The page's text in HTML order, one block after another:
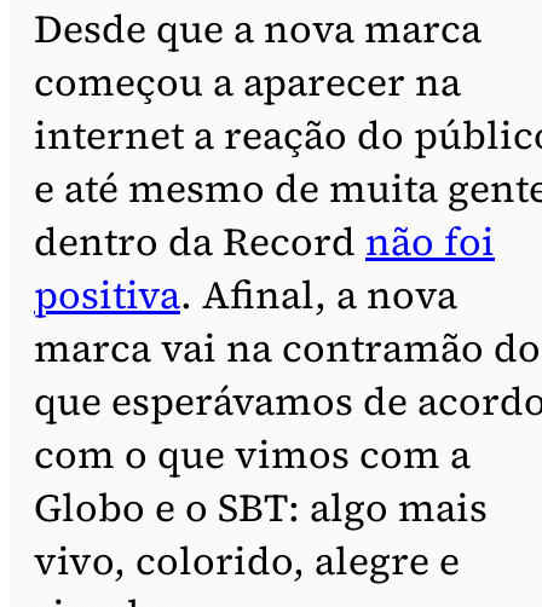
Desde que a nova marca
começou a aparecer na
internet a reação do
e até mesmo de muita
dentro da Record não foi
positiva. Afinal, a nova
marca vai na contramão do
que esperávamos de
com o que vimos com a
Globo e o SBT: algo mais
vivo, colorido, alegre e